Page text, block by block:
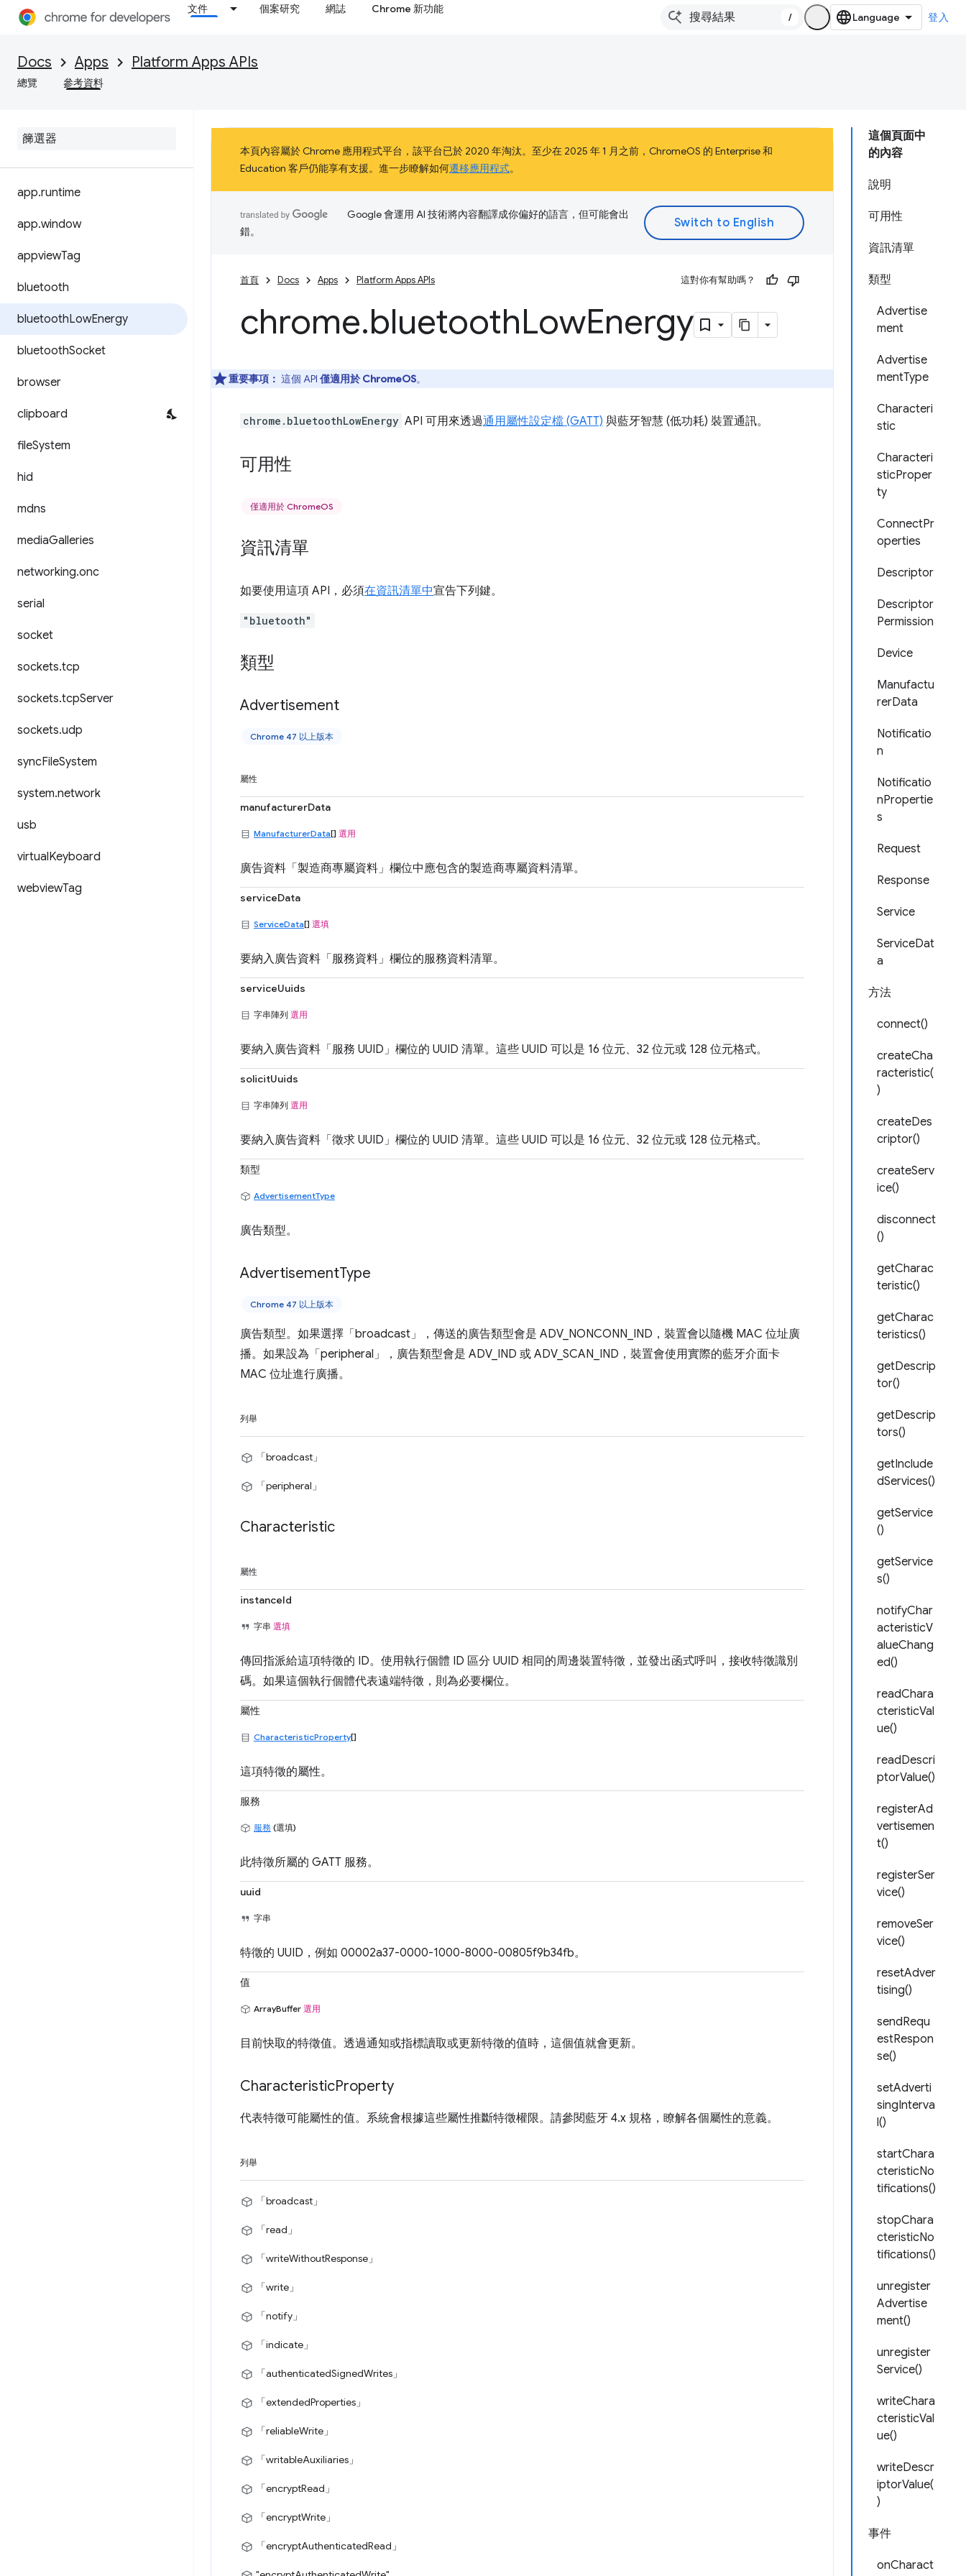
文件 個案研究 網誌 Chrome 新功能
/ 登入
Docs Apps Platform Apps APIs
總覽 參考資料
app.runtime
app.window
appviewTag
bluetooth
bluetoothLowEnergy
bluetoothSocket
browser
clipboard
fileSystem
hid
mdns
mediaGalleries
networking.onc
serial
socket
sockets.tcp
sockets.tcpServer
sockets.udp
syncFileSystem
system.network
usb
virtualKeyboard
webviewTag
這個頁面中
的內容
說明
可用性
資訊清單
類型
Advertise
ment
Advertise
mentType
Characteri
stic
Characteri
sticProper
ty
ConnectPr
operties
Descriptor
Descriptor
Permission
Device
Manufactu
rerData
Notificatio
n
Notificatio
nPropertie
s
Request
Response
Service
ServiceDat
a
方法
connect()
createCha
racteristic(
)
createDes
criptor()
createServ
ice()
disconnect
()
getCharac
teristic()
getCharac
teristics()
getDescrip
tor()
getDescrip
tors()
getInclude
dServices()
getService
()
getService
s()
notifyChar
acteristicV
alueChang
ed()
readChara
cteristicVal
ue()
readDescri
ptorValue()
registerAd
vertisemen
t()
registerSer
vice()
removeSer
vice()
resetAdver
tising()
sendRequ
estRespon
se()
setAdverti
singInterva
l()
startChara
cteristicNo
tifications()
stopChara
cteristicNo
tifications()
unregister
Advertise
ment()
unregister
Service()
writeChara
cteristicVal
ue()
writeDescr
iptorValue(
)
事件
onCharact
本頁內容屬於 Chrome 應用程式平台，該平台已於 2020 年淘汰。至少在 2025 年 1 月之前，ChromeOS 的 Enterprise 和
Education 客戶仍能享有支援。進一步瞭解如何遷移應用程式。
Google 會運用 AI 技術將內容翻譯成你偏好的語言，但可能會出
錯。
首頁 Docs Apps Platform Apps APIs 這對你有幫助嗎？
chrome.bluetoothLowEnergy
重要事項： 這個 API 僅適用於 ChromeOS。
chrome.bluetoothLowEnergy API 可用來透過通用屬性設定檔 (GATT) 與藍牙智慧 (低功耗) 裝置通訊。
可用性
僅適用於 ChromeOS
資訊清單
如要使用這項 API，必須在資訊清單中宣告下列鍵。
"bluetooth"
類型
Advertisement
Chrome 47 以上版本
屬性
manufacturerData
ManufacturerData[] 選用
廣告資料「製造商專屬資料」欄位中應包含的製造商專屬資料清單。
serviceData
ServiceData[] 選填
要納入廣告資料「服務資料」欄位的服務資料清單。
serviceUuids
字串陣列 選用
要納入廣告資料「服務 UUID」欄位的 UUID 清單。這些 UUID 可以是 16 位元、32 位元或 128 位元格式。
solicitUuids
字串陣列 選用
要納入廣告資料「徵求 UUID」欄位的 UUID 清單。這些 UUID 可以是 16 位元、32 位元或 128 位元格式。
類型
AdvertisementType
廣告類型。
AdvertisementType
Chrome 47 以上版本
廣告類型。如果選擇「broadcast」，傳送的廣告類型會是 ADV_NONCONN_IND，裝置會以隨機 MAC 位址廣
播。如果設為「peripheral」，廣告類型會是 ADV_IND 或 ADV_SCAN_IND，裝置會使用實際的藍牙介面卡
MAC 位址進行廣播。
列舉
「broadcast」
「peripheral」
Characteristic
屬性
instanceId
字串 選填
傳回指派給這項特徵的 ID。使用執行個體 ID 區分 UUID 相同的周邊裝置特徵，並發出函式呼叫，接收特徵識別
碼。如果這個執行個體代表遠端特徵，則為必要欄位。
屬性
CharacteristicProperty[]
這項特徵的屬性。
服務
服務 (選填)
此特徵所屬的 GATT 服務。
uuid
字串
特徵的 UUID，例如 00002a37-0000-1000-8000-00805f9b34fb。
值
ArrayBuffer 選用
目前快取的特徵值。透過通知或指標讀取或更新特徵的值時，這個值就會更新。
CharacteristicProperty
代表特徵可能屬性的值。系統會根據這些屬性推斷特徵權限。請參閱藍牙 4.x 規格，瞭解各個屬性的意義。
列舉
「broadcast」
「read」
「writeWithoutResponse」
「write」
「notify」
「indicate」
「authenticatedSignedWrites」
「extendedProperties」
「reliableWrite」
「writableAuxiliaries」
「encryptRead」
「encryptWrite」
「encryptAuthenticatedRead」